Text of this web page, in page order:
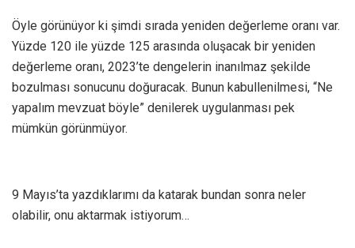
Öyle görünüyor ki şimdi sırada yeniden değerleme oranı var.
Yüzde 120 ile yüzde 125 arasında oluşacak bir yeniden
değerleme oranı, 2023’te dengelerin inanılmaz şekilde
bozulması sonucunu doğuracak. Bunun kabullenilmesi, “Ne
yapalım mevzuat böyle” denilerek uygulanması pek
mümkün görünmüyor.
9 Mayıs’ta yazdıklarımı da katarak bundan sonra neler
olabilir, onu aktarmak istiyorum…